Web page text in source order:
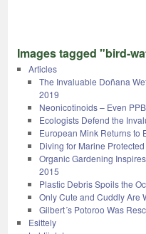
Images tagged "bird-
Articles
The Invaluable Doñana
2019
Neonicotinoids – Even
Ecologists Defend the
European Mink Returns to
Diving for Marine
Organic Gardening
2015
Plastic Debris Spoils the
Only Cute and Cuddly Are
Gilbert´s Potoroo Was
Esittely